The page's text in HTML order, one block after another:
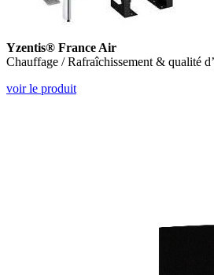
Yzentis® France Air
Chauffage / Rafraîchissement & qualité
voir le produit